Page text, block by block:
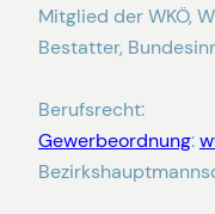
Mitglied der WKÖ,
Bestatter,
Berufsrecht:
Gewerbeordnung: